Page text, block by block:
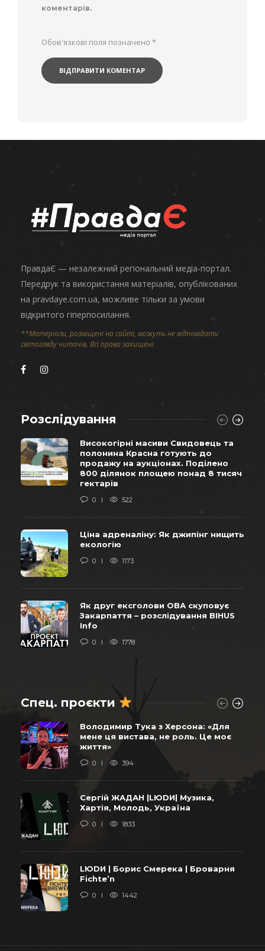
коментарів.
Обов'язкові поля позначено *
ПравдаЄ — незалежний регіональний медіа-портал.
Передрук та використання матеріалів, опублікованих
на pravdaye.com.ua, можливе тільки за умови
відкритого гіперпосилання.
**Матеріали, розміщені на сайті, можуть не відповідати
світогляду читачів. Всі права захищені.
Розслідування
Високогірні масиви Свидовець та
полонина Красна готують до
продажу на аукціонах. Поділено
800 ділянок площею понад 8 тисяч
гектарів
0 522
Ціна адреналіну: Як джипінг нищить
екологію
0 1173
Як друг ексголови ОВА скуповує
Закарпаття – розслідування BIHUS
Info
0 1778
Спец. проєкти
Володимир Тука з Херсона: «Для
мене ця вистава, не роль. Це моє
життя»
0 394
Сергій ЖАДАН |LЮDИ| Музика,
Хартія, Молодь, Україна
0 1833
LЮDИ | Борис Смерека | Броварня
Fichte’n
0 1442